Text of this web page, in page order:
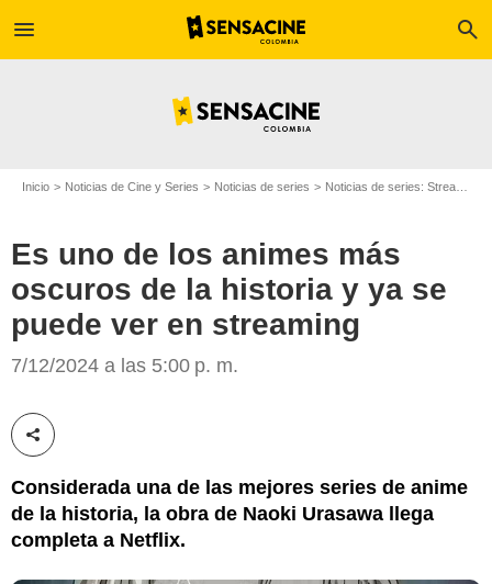
menu search
Inicio Noticias de Cine y Series Noticias de series Noticias de series: Streaming
Es uno de los animes más
oscuros de la historia y ya se
puede ver en streaming
7/12/2024 a las 5:00 p. m.
Compartir esta noticia
Considerada una de las mejores series de anime
de la historia, la obra de Naoki Urasawa llega
completa a Netflix.